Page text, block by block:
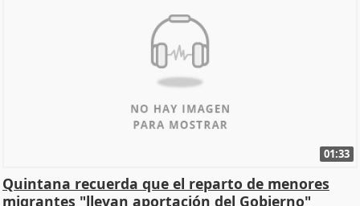
01:33
Quintana recuerda que el reparto de menores
migrantes "llevan aportación del Gobierno"